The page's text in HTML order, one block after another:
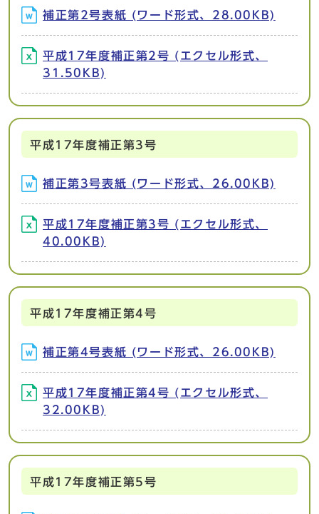
補正第2号表紙 (ワード形式、28.00KB)
平成17年度補正第2号 (エクセル形式、
31.50KB)
平成17年度補正第3号
補正第3号表紙 (ワード形式、26.00KB)
平成17年度補正第3号 (エクセル形式、
40.00KB)
平成17年度補正第4号
補正第4号表紙 (ワード形式、26.00KB)
平成17年度補正第4号 (エクセル形式、
32.00KB)
平成17年度補正第5号